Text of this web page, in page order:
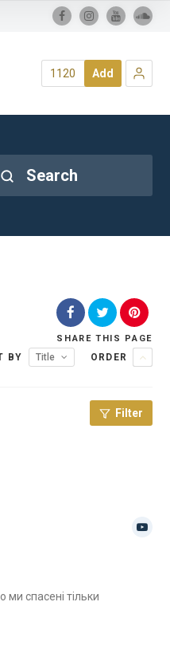
1120 Add
Search
SHARE THIS PAGE
BY Title ORDER
Filter
спасені тільки